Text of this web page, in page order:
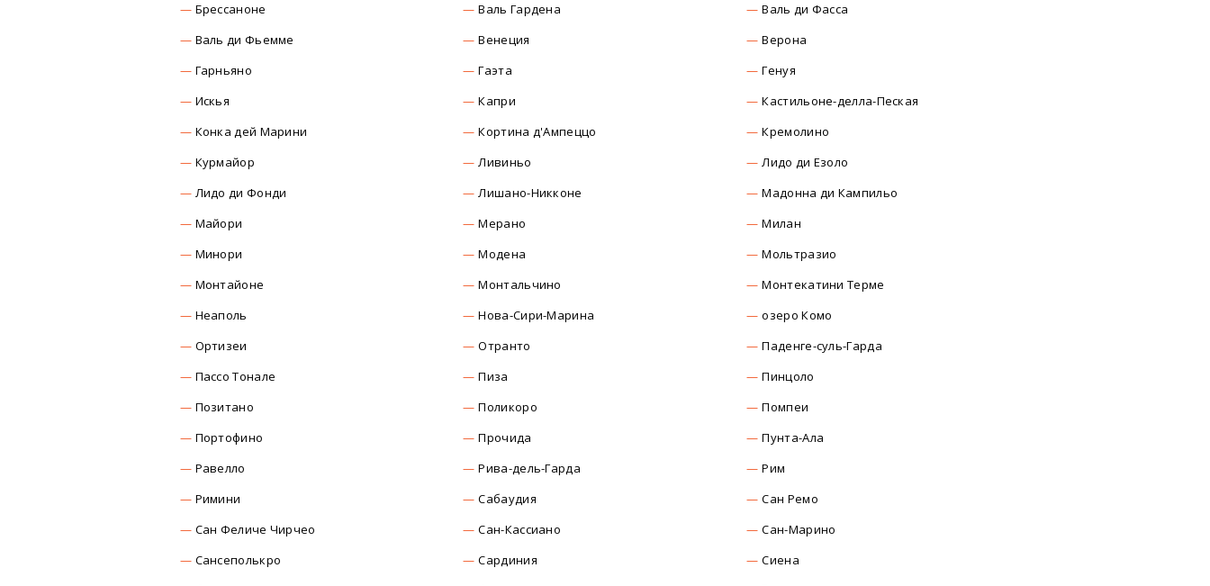
Брессаноне
Валь Гардена
Валь ди Фасса
Валь ди Фьемме
Венеция
Верона
Гарньяно
Гаэта
Генуя
Искья
Капри
Кастильоне-делла-Пеская
Конка дей Марини
Кортина д'Ампеццо
Кремолино
Курмайор
Ливиньо
Лидо ди Езоло
Лидо ди Фонди
Лишано-Никконе
Мадонна ди Кампильо
Майори
Мерано
Милан
Минори
Модена
Мольтразио
Монтайоне
Монтальчино
Монтекатини Терме
Неаполь
Нова-Сири-Марина
озеро Комо
Ортизеи
Отранто
Паденге-суль-Гарда
Пассо Тонале
Пиза
Пинцоло
Позитано
Поликоро
Помпеи
Портофино
Прочида
Пунта-Ала
Равелло
Рива-дель-Гарда
Рим
Римини
Сабаудия
Сан Ремо
Сан Феличе Чирчео
Сан-Кассиано
Сан-Марино
Сансеполькро
Сардиния
Сиена